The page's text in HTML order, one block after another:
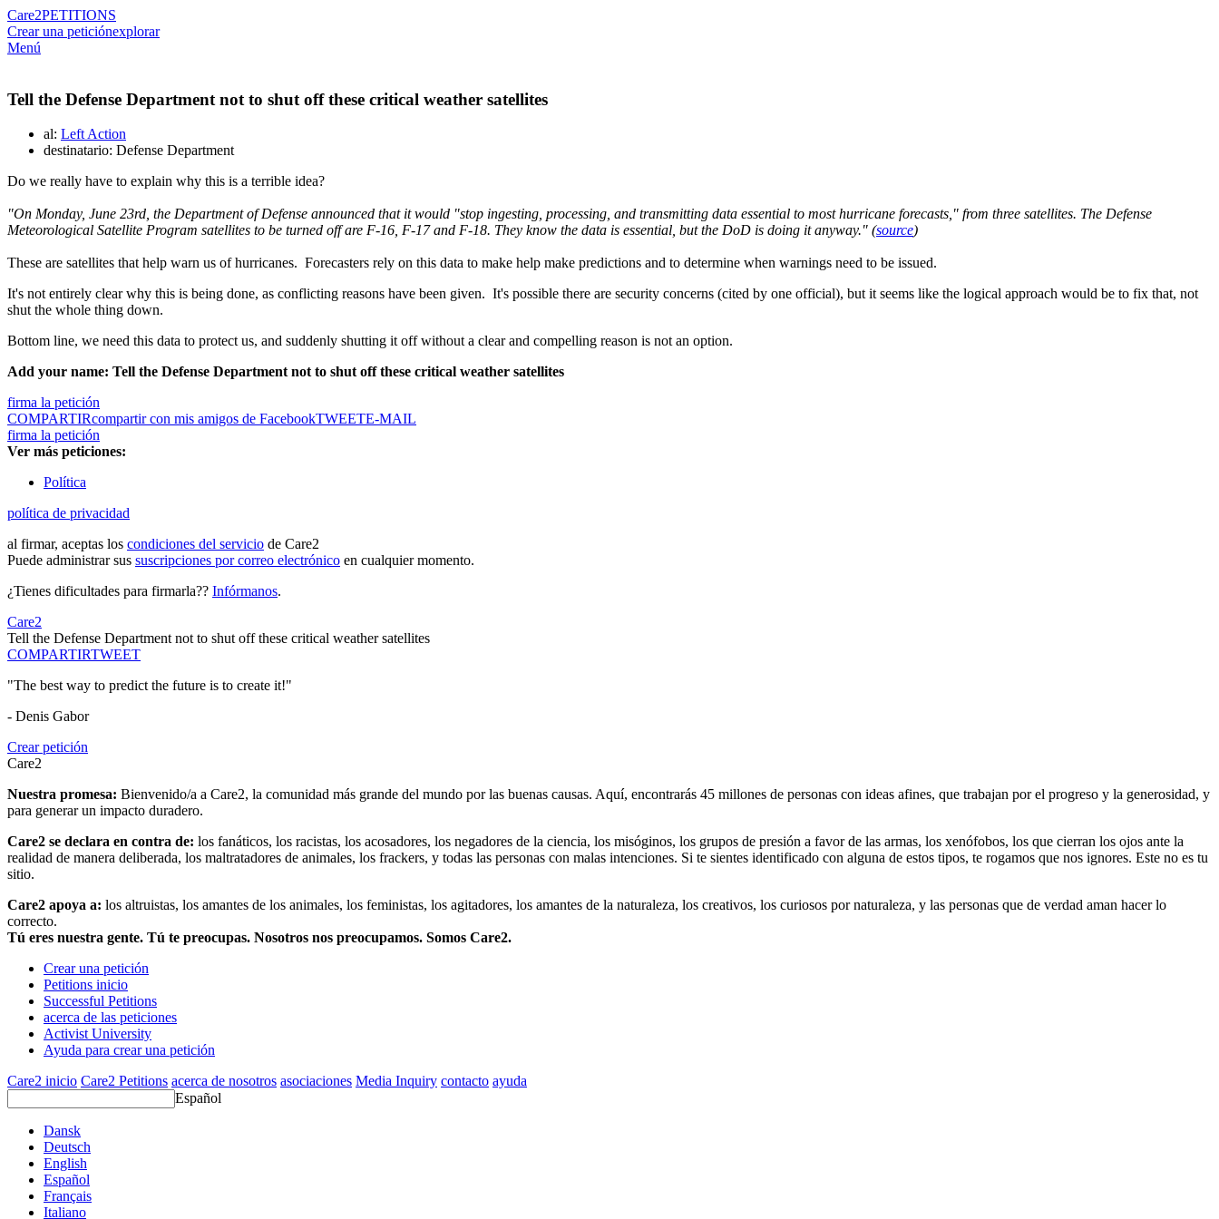
Care2PETITIONS
Crear una peticiónexplorar
Menú
Tell the Defense Department not to shut off these critical weather satellites
al: Left Action
destinatario: Defense Department
Do we really have to explain why this is a terrible idea?
"On Monday, June 23rd, the Department of Defense announced that it would "stop ingesting, processing, and transmitting data essential to most hurricane forecasts," from three satellites. The Defense
Meteorological Satellite Program satellites to be turned off are F-16, F-17 and F-18. They know the data is essential, but the DoD is doing it anyway." (source)
These are satellites that help warn us of hurricanes. Forecasters rely on this data to make help make predictions and to determine when warnings need to be issued.
It's not entirely clear why this is being done, as conflicting reasons have been given. It's possible there are security concerns (cited by one official), but it seems like the logical approach would be to fix that, not
shut the whole thing down.
Bottom line, we need this data to protect us, and suddenly shutting it off without a clear and compelling reason is not an option.
Add your name: Tell the Defense Department not to shut off these critical weather satellites
firma la petición
COMPARTIRcompartir con mis amigos de FacebookTWEETE-MAIL
firma la petición
Ver más peticiones:
Política
política de privacidad
al firmar, aceptas los condiciones del servicio de Care2
Puede administrar sus suscripciones por correo electrónico en cualquier momento.
¿Tienes dificultades para firmarla?? Infórmanos.
Care2
Tell the Defense Department not to shut off these critical weather satellites
COMPARTIRTWEET
"The best way to predict the future is to create it!"
- Denis Gabor
Crear petición
Care2
Nuestra promesa: Bienvenido/a a Care2, la comunidad más grande del mundo por las buenas causas. Aquí, encontrarás 45 millones de personas con ideas afines, que trabajan por el progreso y la generosidad, y
para generar un impacto duradero.
Care2 se declara en contra de: los fanáticos, los racistas, los acosadores, los negadores de la ciencia, los misóginos, los grupos de presión a favor de las armas, los xenófobos, los que cierran los ojos ante la
realidad de manera deliberada, los maltratadores de animales, los frackers, y todas las personas con malas intenciones. Si te sientes identificado con alguna de estos tipos, te rogamos que nos ignores. Este no es tu
sitio.
Care2 apoya a: los altruistas, los amantes de los animales, los feministas, los agitadores, los amantes de la naturaleza, los creativos, los curiosos por naturaleza, y las personas que de verdad aman hacer lo
correcto.
Tú eres nuestra gente. Tú te preocupas. Nosotros nos preocupamos. Somos Care2.
Crear una petición
Petitions inicio
Successful Petitions
acerca de las peticiones
Activist University
Ayuda para crear una petición
Care2 inicio Care2 Petitions acerca de nosotros asociaciones Media Inquiry contacto ayuda
Español
Dansk
Deutsch
English
Español
Français
Italiano